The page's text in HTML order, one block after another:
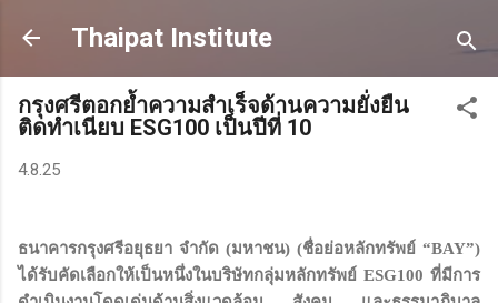
Skip to main content
Thaipat Institute
กรุงศรีตอกย้ำความสำเร็จด้านความยั่งยืน
ติดทำเนียบ ESG100 เป็นปีที่ 10
4.8.25
ธนาคารกรุงศรีอยุธยา จำกัด (มหาชน) (ชื่อย่อหลักทรัพย์ “BAY”)
ได้รับคัดเลือกให้เป็นหนึ่งในบริษัทกลุ่มหลักทรัพย์ ESG100 ที่มีการ